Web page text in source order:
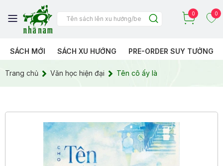
0 0
SÁCH MỚI SÁCH XU HƯỚNG PRE-ORDER SUY TƯỞNG
Trang chủ Văn học hiện đại Tên cô ấy là